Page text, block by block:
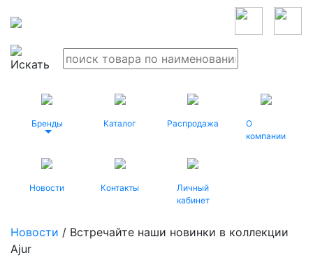
Бренды Каталог Распродажа
О
компании
Новости Контакты
Личный
кабинет
Новости / Встречайте наши новинки в коллекции
Ajur